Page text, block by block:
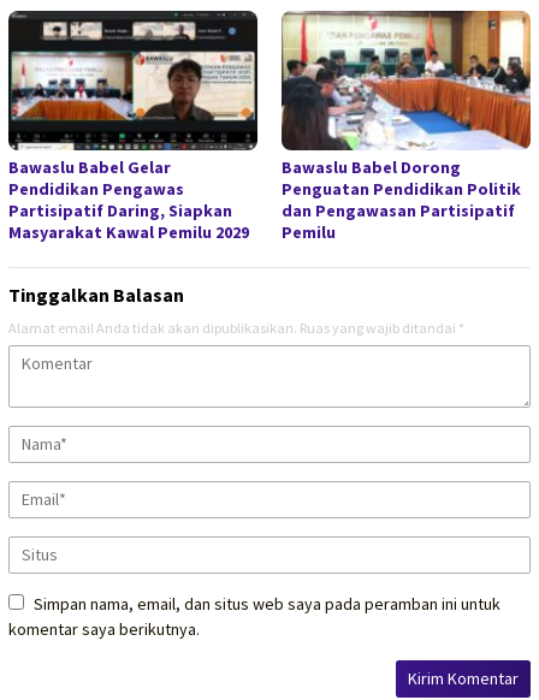
Bawaslu Babel Gelar
Pendidikan Pengawas
Partisipatif Daring, Siapkan
Masyarakat Kawal Pemilu 2029
Bawaslu Babel Dorong
Penguatan Pendidikan Politik
dan Pengawasan Partisipatif
Pemilu
Tinggalkan Balasan
Alamat email Anda tidak akan dipublikasikan. Ruas yang wajib ditandai *
Simpan nama, email, dan situs web saya pada peramban ini untuk
komentar saya berikutnya.